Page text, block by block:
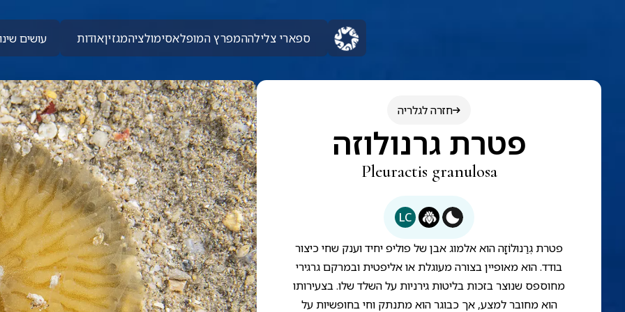
ספארי צלילההמפרץ המופלאסימולציהמגזיןאודות עושים
חזרה לגלריה
פטרת גרנולוזה
Pleuractis granulosa
LC
פטרת גְרַנוּלוֹזָה הוא אלמוג אבן של פוליפ יחיד וענק שחי כיצור
בודד. הוא מאופיין בצורה מעוגלת או אליפטית ובמרקם גרגירי
מחוספס שנוצר בזכות בליטות גירניות על השלד שלו. בצעירותו
הוא מחובר למצע, אך כבוגר הוא מתנתק וחי בחופשיות על